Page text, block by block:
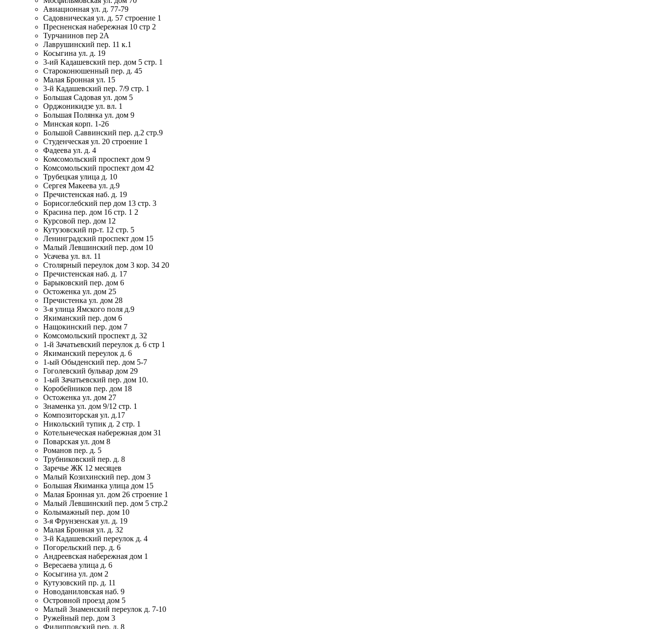
Авиационная ул. д. 77-79
Садовническая ул. д. 57 строение 1
Пресненская набережная 10 стр 2
Турчанинов пер 2А
Лаврушинский пер. 11 к.1
Косыгина ул. д. 19
3-ий Кадашевский пер. дом 5 стр. 1
Староконюшенный пер. д. 45
Малая Бронная ул. 15
3-й Кадашевский пер. 7/9 стр. 1
Большая Садовая ул. дом 5
Орджоникидзе ул. вл. 1
Большая Полянка ул. дом 9
Минская корп. 1-26
Большой Саввинский пер. д.2 стр.9
Студенческая ул. 20 строение 1
Фадеева ул. д. 4
Комсомольский проспект дом 9
Комсомольский проспект дом 42
Трубецкая улица д. 10
Сергея Макеева ул. д.9
Пречистенская наб. д. 19
Борисоглебский пер дом 13 стр. 3
Красина пер. дом 16 стр. 1 2
Курсовой пер. дом 12
Кутузовский пр-т. 12 стр. 5
Ленинградский проспект дом 15
Малый Левшинский пер. дом 10
Усачева ул. вл. 11
Столярный переулок дом 3 кор. 34 20
Пречистенская наб. д. 17
Барыковский пер. дом 6
Остоженка ул. дом 25
Пречистенка ул. дом 28
3-я улица Ямского поля д.9
Якиманский пер. дом 6
Нащокинский пер. дом 7
Комсомольский проспект д. 32
1-й Зачатьевский переулок д. 6 стр 1
Якиманский переулок д. 6
1-ый Обыденский пер. дом 5-7
Гоголевский бульвар дом 29
1-ый Зачатьевский пер. дом 10.
Коробейников пер. дом 18
Остоженка ул. дом 27
Знаменка ул. дом 9/12 стр. 1
Композиторская ул. д.17
Никольский тупик д. 2 стр. 1
Котельнеческая набережная дом 31
Поварская ул. дом 8
Романов пер. д. 5
Трубниковский пер. д. 8
Заречье ЖК 12 месяцев
Малый Козихинский пер. дом 3
Большая Якиманка улица дом 15
Малая Бронная ул. дом 26 строение 1
Малый Левшинский пер. дом 5 стр.2
Колымажный пер. дом 10
3-я Фрунзенская ул. д. 19
Малая Бронная ул. д. 32
3-й Кадашевский переулок д. 4
Погорельский пер. д. 6
Андреевская набережная дом 1
Вересаева улица д. 6
Косыгина ул. дом 2
Кутузовский пр. д. 11
Новоданиловская наб. 9
Островной проезд дом 5
Малый Знаменский переулок д. 7-10
Ружейный пер. дом 3
Филипповский пер. д. 8